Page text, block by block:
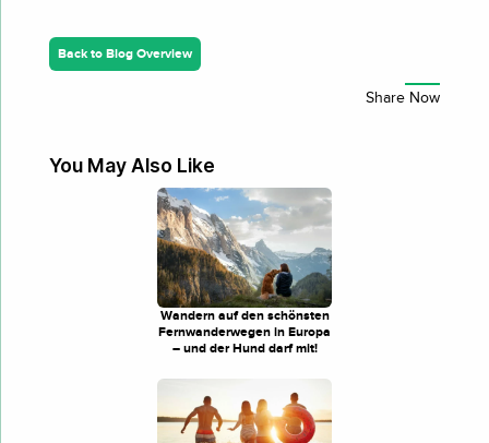
Back to Blog Overview
You May Also Like
Wandern auf den schönsten
Fernwanderwegen in Europa
– und der Hund darf mit!